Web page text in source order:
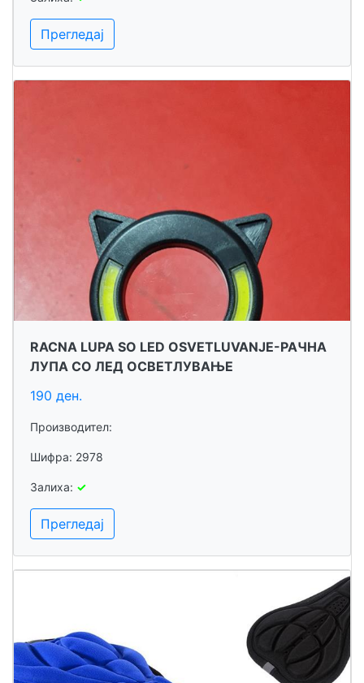
Прегледај
RACNA LUPA SO LED OSVETLUVANJE-РАЧНА
ЛУПА СО ЛЕД ОСВЕТЛУВАЊЕ
190 ден.
Производител:
Шифра: 2978
Залиха: ✓
Прегледај